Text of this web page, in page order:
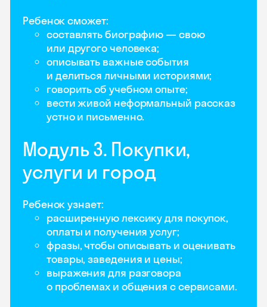
Ребенок сможет:
составлять биографию — свою
или другого человека;
описывать важные события
и делиться личными историями;
говорить об учебном опыте;
вести живой неформальный рассказ
устно и письменно.
Модуль 3. Покупки,
услуги и город
Ребенок узнает:
расширенную лексику для покупок,
оплаты и получения услуг;
фразы, чтобы описывать и оценивать
товары, заведения и цены;
выражения для разговора
о проблемах и общения с сервисами.